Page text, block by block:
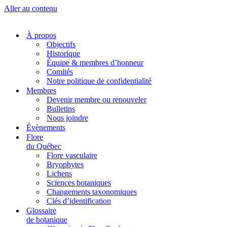
Aller au contenu
À propos
Objectifs
Historique
Équipe & membres d’honneur
Comités
Notre politique de confidentialité
Membres
Devenir membre ou renouveler
Bulletins
Nous joindre
Évènements
Flore
du Québec
Flore vasculaire
Bryophytes
Lichens
Sciences botaniques
Changements taxonomiques
Clés d’identification
Glossaire
de botanique